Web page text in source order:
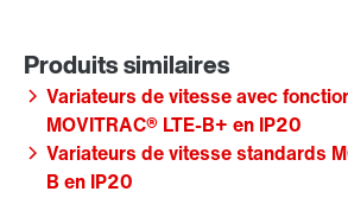
Variateurs de vitesse avec
MOVITRAC® LTE-B+ en IP20
Variateurs de vitesse standards
B en IP20